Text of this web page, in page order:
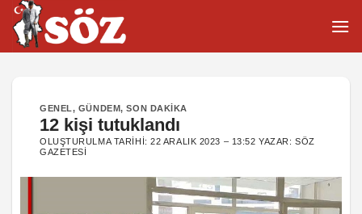
İçeriğe
atla
GENEL, GÜNDEM,SON DAKIKA
12 kişi tutuklandı
OLUŞTURULMA TARIHI:22 ARALIK 2023 – 13:52 YAZAR:SÖZ
GAZETESI